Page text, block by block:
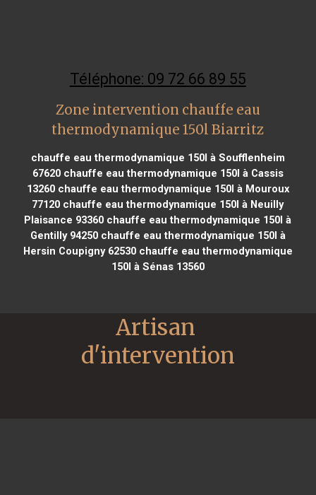
Téléphone: 09 72 66 89 55
Zone intervention chauffe eau
thermodynamique 150l Biarritz
chauffe eau thermodynamique 150l à Soufflenheim
67620chauffe eau thermodynamique 150l à Cassis
13260chauffe eau thermodynamique 150l à Mouroux
77120 chauffe eau thermodynamique 150l à Neuilly
Plaisance 93360 chauffe eau thermodynamique 150l à
Gentilly 94250chauffe eau thermodynamique 150l à
Hersin Coupigny 62530chauffe eau thermodynamique
150l à Sénas 13560
Artisan
d'intervention